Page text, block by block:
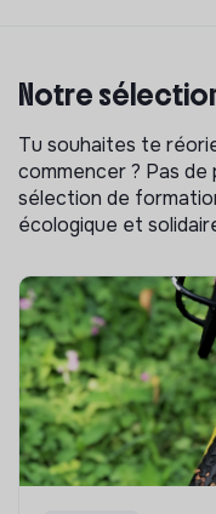
Notre
Tu souhaites te
commencer ? Pas
sélection de
écologique et